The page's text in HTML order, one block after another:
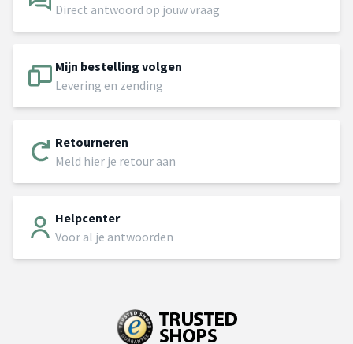
Direct antwoord op jouw vraag
Mijn bestelling volgen
Levering en zending
Retourneren
Meld hier je retour aan
Helpcenter
Voor al je antwoorden